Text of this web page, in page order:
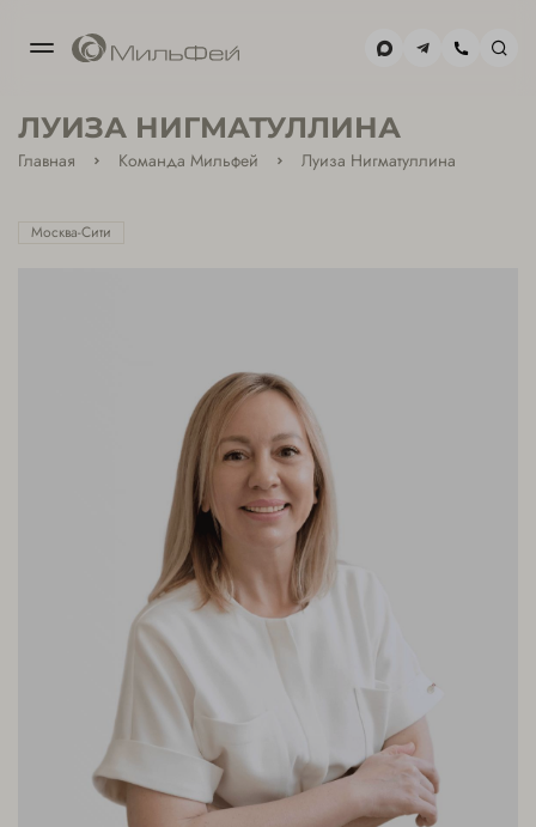
+7(495) 477-59-02
ЛУИЗА НИГМАТУЛЛИНА
Главная Команда Мильфей Луиза Нигматуллина
Москва-Сити